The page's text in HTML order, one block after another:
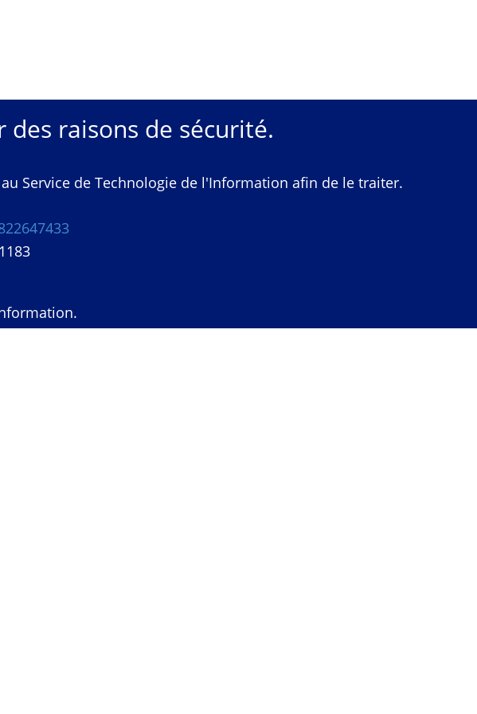
raisons de sécurité.
Service de Technologie de l'Information afin de le traiter.